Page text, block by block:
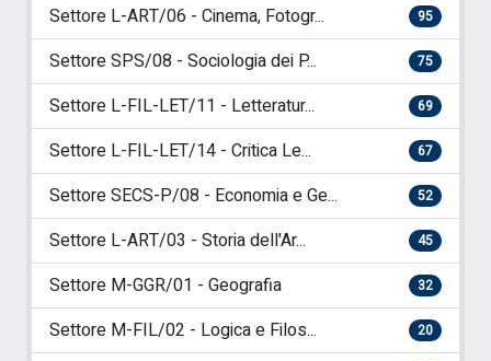
Settore L-ART/06 - Cinema, Fotogr... 95
Settore SPS/08 - Sociologia dei P... 75
Settore L-FIL-LET/11 - Letteratur... 69
Settore L-FIL-LET/14 - Critica Le... 67
Settore SECS-P/08 - Economia e Ge... 52
Settore L-ART/03 - Storia dell'Ar... 45
Settore M-GGR/01 - Geografia 32
Settore M-FIL/02 - Logica e Filos... 20